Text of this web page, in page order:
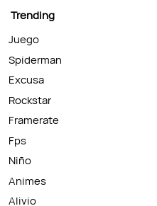
Trending
Juego
Spiderman
Excusa
Rockstar
Framerate
Fps
Niño
Animes
Alivio